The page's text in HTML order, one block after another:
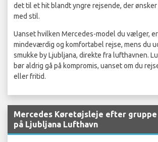
det til et hit blandt yngre rejsende, der
med stil.
Uanset hvilken Mercedes-model du vælger,
mindeværdig og komfortabel rejse, mens du
smukke by Ljubljana, direkte fra lufthavnen.
bør aldrig gå på kompromis, uanset om du
eller fritid.
Mercedes Køretøjsleje efter
på Ljubljana Lufthavn